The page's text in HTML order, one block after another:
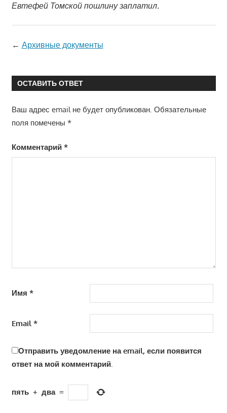
Евтефей Томской пошлину заплатил.
← Архивные документы
ОСТАВИТЬ ОТВЕТ
Ваш адрес email не будет опубликован. Обязательные
поля помечены *
Комментарий *
Имя *
Email*
Отправить уведомление на email, если появится
ответ на мой комментарий.
пять + два =